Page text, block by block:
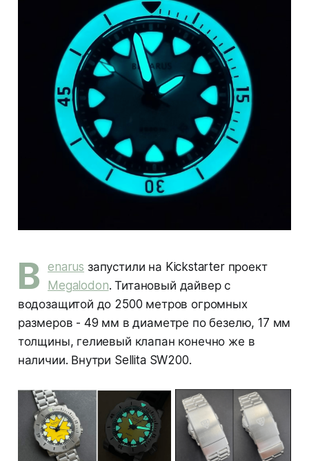
B enarus запустили на Kickstarter проект
Megalodon. Титановый дайвер с
водозащитой до 2500 метров огромных
размеров - 49 мм в диаметре по безелю, 17 мм
толщины, гелиевый клапан конечно же в
наличии. Внутри Sellita SW200.